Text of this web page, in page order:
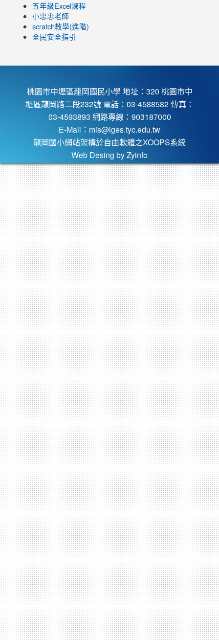
五年級Excel課程
小忠忠老師
scratch教學(進階)
全民安全指引
桃園市中壢區龍岡國民小學 地址：320 桃園市中
壢區龍岡路二段232號 電話：03-4588582 傳真：
03-4593893 網路專線：903187000
E-Mail： mis@lges.tyc.edu.tw
龍岡國小網站架構於自由軟體之XOOPS系統
Web Desing by Zyinfo